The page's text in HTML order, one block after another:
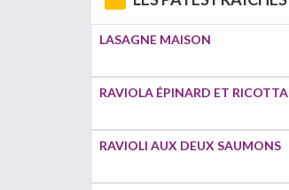
LASAGNE MAISON
RAVIOLA ÉPINARD ET RICOTTA
RAVIOLI AUX DEUX SAUMONS